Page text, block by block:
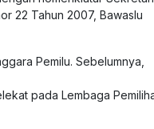
22 Tahun 2007, Bawaslu
Pemilu. Sebelumnya,
pada Lembaga